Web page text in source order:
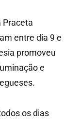
Praceta
entre dia 9 e
promoveu
e
os dias